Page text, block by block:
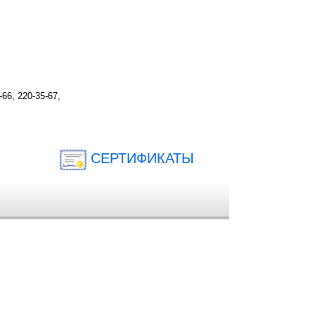
220-35-67,
СЕРТИФИКАТЫ